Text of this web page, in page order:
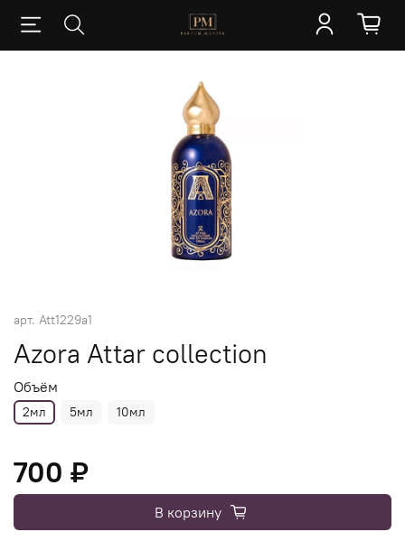
арт. Att1229a1
Azora Attar collection
Объём
2мл 5мл 10мл
700 ₽
В корзину